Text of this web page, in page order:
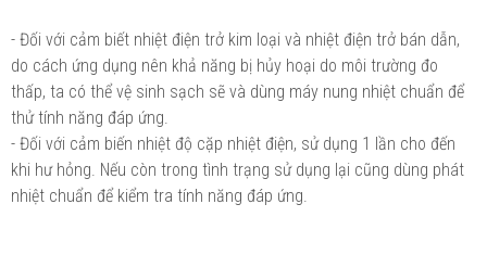
- Đối với cảm biết nhiệt điện trở kim loại và nhiệt điện trở bán dẫn,
do cách ứng dụng nên khả năng bị hủy hoại do môi trường đo
thấp, ta có thể vệ sinh sạch sẽ và dùng máy nung nhiệt chuẩn để
thử tính năng đáp ứng.
- Đối với cảm biến nhiệt độ cặp nhiệt điện, sử dụng 1 lần cho đến
khi hư hỏng. Nếu còn trong tình trạng sử dụng lại cũng dùng phát
nhiệt chuẩn để kiểm tra tính năng đáp ứng.